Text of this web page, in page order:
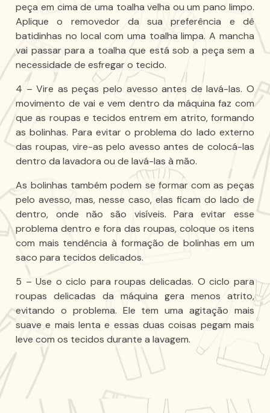
peça em cima de uma toalha velha ou um pano limpo.
Aplique o removedor da sua preferência e dê
batidinhas no local com uma toalha limpa. A mancha
vai passar para a toalha que está sob a peça sem a
necessidade de esfregar o tecido.
4 – Vire as peças pelo avesso antes de lavá-las. O
movimento de vai e vem dentro da máquina faz com
que as roupas e tecidos entrem em atrito, formando
as bolinhas. Para evitar o problema do lado externo
das roupas, vire-as pelo avesso antes de colocá-las
dentro da lavadora ou de lavá-las à mão.
As bolinhas também podem se formar com as peças
pelo avesso, mas, nesse caso, elas ficam do lado de
dentro, onde não são visíveis. Para evitar esse
problema dentro e fora das roupas, coloque os itens
com mais tendência à formação de bolinhas em um
saco para tecidos delicados.
5 – Use o ciclo para roupas delicadas. O ciclo para
roupas delicadas da máquina gera menos atrito,
evitando o problema. Ele tem uma agitação mais
suave e mais lenta e essas duas coisas pegam mais
leve com os tecidos durante a lavagem.